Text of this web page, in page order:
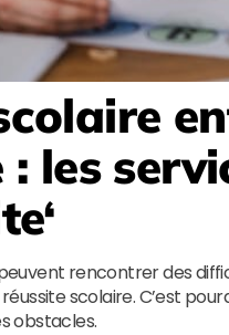
: les
‘
rencontrer des
scolaire. C’est
obstacles.